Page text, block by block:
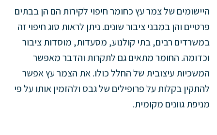
היישומים של צמר עץ כחומר חיפוי לקירות הם הן בבתים
פרטיים והן במבני ציבור שונים. ניתן לראות סוג חיפוי זה
במשרדים רבים, בתי קולנוע, מסעדות, מוסדות ציבור
וכדומה. החומר מתאים גם לתקרות והדבר מאפשר
המשכיות עיצובית של החלל כולו. את הצמר עץ אפשר
להתקין בקלות על פרופילים של גבס ולהזמין אותו על פי
מניפת גוונים מקומית.